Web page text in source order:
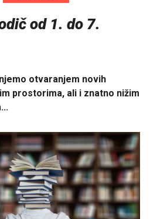
od 1. do 7.
otvaranjem novih
prostorima, ali i znatno nižim